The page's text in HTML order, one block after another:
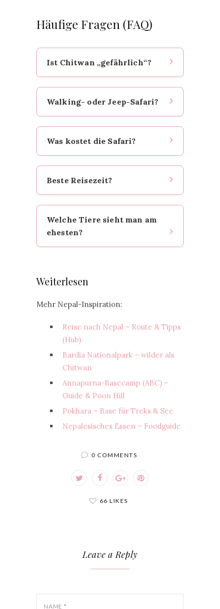
Häufige Fragen (FAQ)
Ist Chitwan „gefährlich“?
Es bleibt Wildnis. Mit erfahrenen
Guides, Abstand & ruhigem
Verhalten ist das Risiko
kalkulierbar. Briefing befolgen –
dann überwiegt das Erlebnis.
Walking- oder Jeep-Safari?
Für Nähe & Ruhe: Walking. Für
Komfort & kurze Zeitfenster:
Jeep. Elefantenritte: bitte
vermeiden.
Was kostet die Safari?
Walking ~4.300 NPR p.P. inkl.
Eintritt (Richtwert), Jeep geteilt
ähnlich. Preise schwanken nach
Saison/Gruppe.
Beste Reisezeit?
Okt–Dez & Feb–Apr. In der
Regenzeit heiß/feucht und Wege
matschig.
Welche Tiere sieht man am
ehesten?
Lippenbären, Elefanten.
Weiterlesen
Mehr Nepal-Inspiration:
Reise nach Nepal – Route & Tipps
(Hub)
Bardia Nationalpark – wilder als
Chitwan
Annapurna-Basecamp (ABC) –
Guide & Poon Hill
Pokhara – Base für Treks & See
Nepalesisches Essen – Foodguide
0 COMMENTS
66 LIKES
Leave a Reply
NAME *